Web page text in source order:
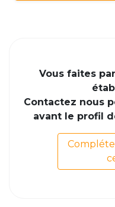
Vous faites
Contactez nous
avant le profil